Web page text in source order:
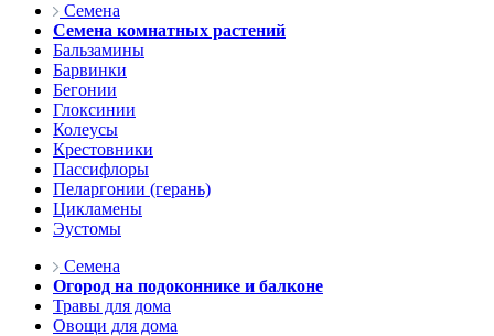
Семена
Семена комнатных растений
Бальзамины
Барвинки
Бегонии
Глоксинии
Колеусы
Крестовники
Пассифлоры
Пеларгонии (герань)
Цикламены
Эустомы
Семена
Огород на подоконнике и балконе
Травы для дома
Овощи для дома